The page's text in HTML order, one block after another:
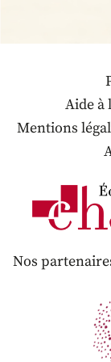
Aide à
Mentions
Nos